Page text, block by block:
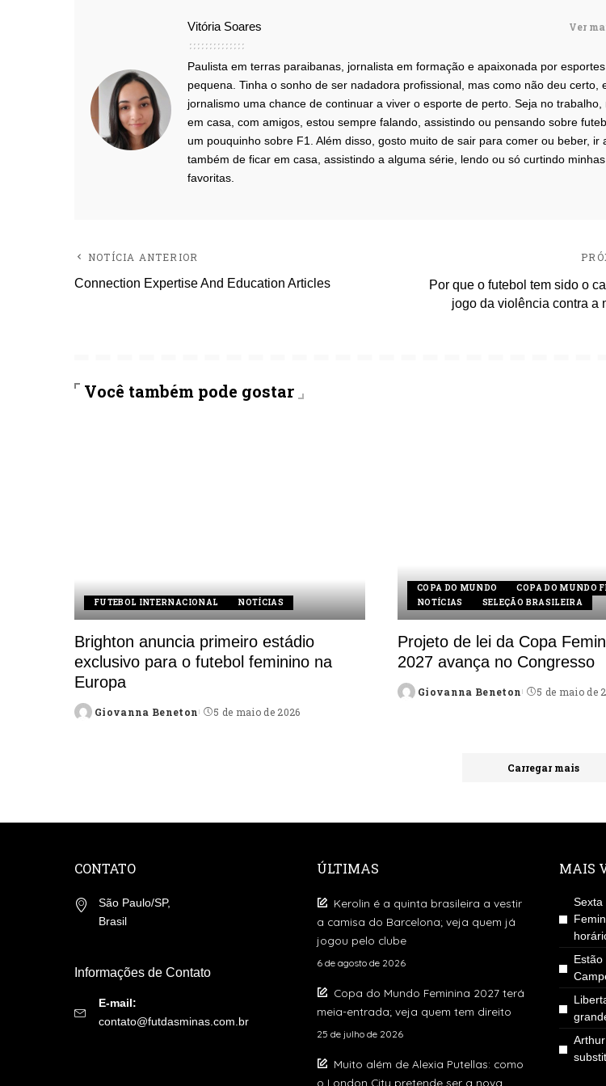
Vitória Soares Ver
Paulista em terras paraibanas, jornalista em formação e apaixonada por
pequena. Tinha o sonho de ser nadadora profissional, mas como não deu certo,
jornalismo uma chance de continuar a viver o esporte de perto. Seja no trabalho,
em casa, com amigos, estou sempre falando, assistindo ou pensando sobre
um pouquinho sobre F1. Além disso, gosto muito de sair para comer ou beber, ir
também de ficar em casa, assistindo a alguma série, lendo ou só curtindo
favoritas.
NOTÍCIA ANTERIOR
Connection Expertise And Education Articles
Por que o futebol tem sido o
jogo da violência contra a
Você também pode gostar
FUTEBOL INTERNACIONAL NOTÍCIAS
Brighton anuncia primeiro estádio
exclusivo para o futebol feminino na
Europa
Posted
Giovanna Beneton 5 de maio de 2026
COPA DO MUNDO
COPA DO MUNDO
NOTÍCIAS
SELEÇÃO BRASILEIRA
Projeto de lei da Copa
2027 avança no Congresso
Posted
Giovanna Beneton 5 de maio de
Carregar mais
CONTATO
São Paulo/SP,
Brasil
Informações de Contato
E-mail:
contato@futdasminas.com.br
ÚLTIMAS
Kerolin é a quinta brasileira a vestir
a camisa do Barcelona; veja quem já
jogou pelo clube
6 de agosto de 2026
Copa do Mundo Feminina 2027 terá
meia-entrada; veja quem tem direito
25 de julho de 2026
Muito além de Alexia Putellas: como
o London City pretende ser a nova
MAIS
Sexta